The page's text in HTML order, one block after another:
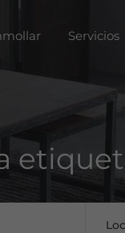
Servicios